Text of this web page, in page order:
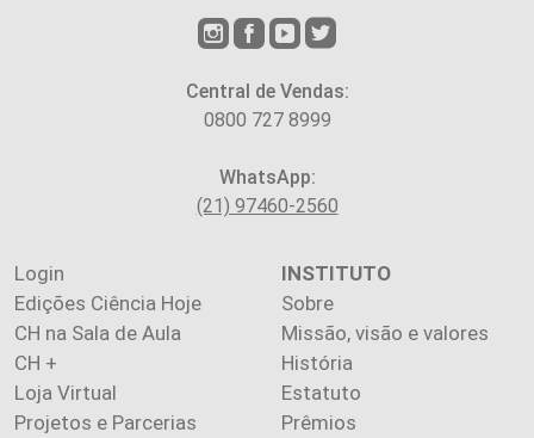
Central de Vendas:
0800 727 8999
WhatsApp:
(21) 97460-2560
Login
Edições Ciência Hoje
CH na Sala de Aula
CH +
Loja Virtual
Projetos e Parcerias
INSTITUTO
Sobre
Missão, visão e valores
História
Estatuto
Prêmios